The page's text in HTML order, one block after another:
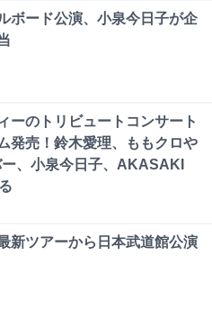
ボード公演、小泉今日子が企
ーのトリビュートコンサート
発売！鈴木愛理、ももクロや
、小泉今日子、AKASAKI
新ツアーから日本武道館公演